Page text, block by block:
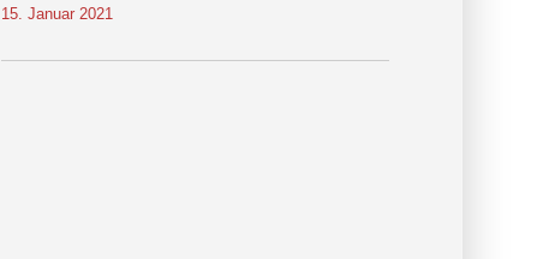
Akten Einstellung des Verfahrens dank
15. Januar 2021